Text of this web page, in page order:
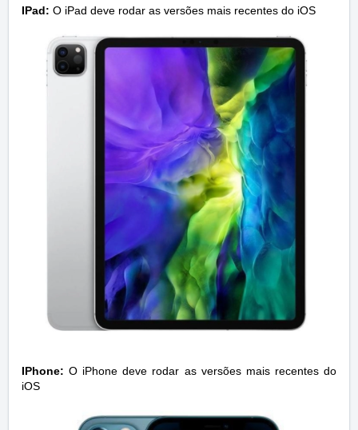
IPad: O iPad deve rodar as versões mais recentes do iOS
IPhone:O iPhone deve rodar as versões mais recentes do
iOS